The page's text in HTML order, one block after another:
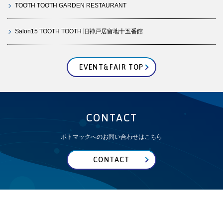
TOOTH TOOTH GARDEN RESTAURANT
Salon15 TOOTH TOOTH 旧神戸居留地十五番館
EVENT&FAIR TOP
CONTACT
ポトマックへのお問い合わせはこちら
CONTACT